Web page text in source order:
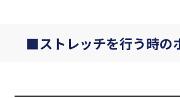
ストレッチを行う時の